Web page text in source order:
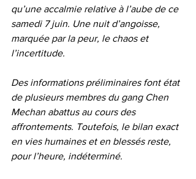
qu’une accalmie relative à l’aube de ce
samedi 7 juin. Une nuit d’angoisse,
marquée par la peur, le chaos et
l’incertitude.
Des informations préliminaires font état
de plusieurs membres du gang Chen
Mechan abattus au cours des
affrontements. Toutefois, le bilan exact
en vies humaines et en blessés reste,
pour l’heure, indéterminé.